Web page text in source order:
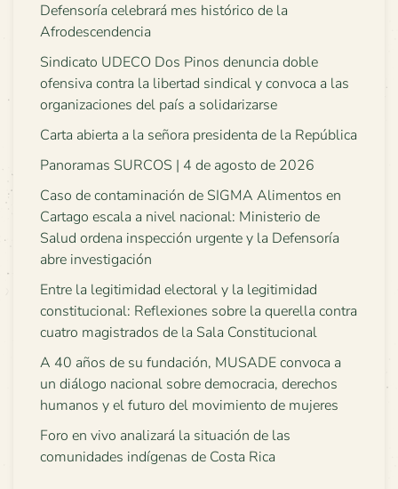
Defensoría celebrará mes histórico de la
Afrodescendencia
Sindicato UDECO Dos Pinos denuncia doble
ofensiva contra la libertad sindical y convoca a las
organizaciones del país a solidarizarse
Carta abierta a la señora presidenta de la República
Panoramas SURCOS | 4 de agosto de 2026
Caso de contaminación de SIGMA Alimentos en
Cartago escala a nivel nacional: Ministerio de
Salud ordena inspección urgente y la Defensoría
abre investigación
Entre la legitimidad electoral y la legitimidad
constitucional: Reflexiones sobre la querella contra
cuatro magistrados de la Sala Constitucional
A 40 años de su fundación, MUSADE convoca a
un diálogo nacional sobre democracia, derechos
humanos y el futuro del movimiento de mujeres
Foro en vivo analizará la situación de las
comunidades indígenas de Costa Rica